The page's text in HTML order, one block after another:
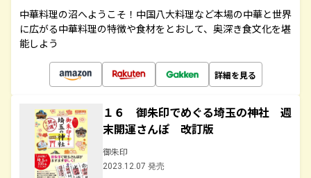
中華料理の沼へようこそ！中国八大料理など本場の中華と世界
に広がる中華料理の特徴や食材をとおして、奥深き食文化を堪
能しよう
詳細を見る
１６ 御朱印でめぐる埼玉の神社 週
末開運さんぽ 改訂版
御朱印
2023.12.07 発売